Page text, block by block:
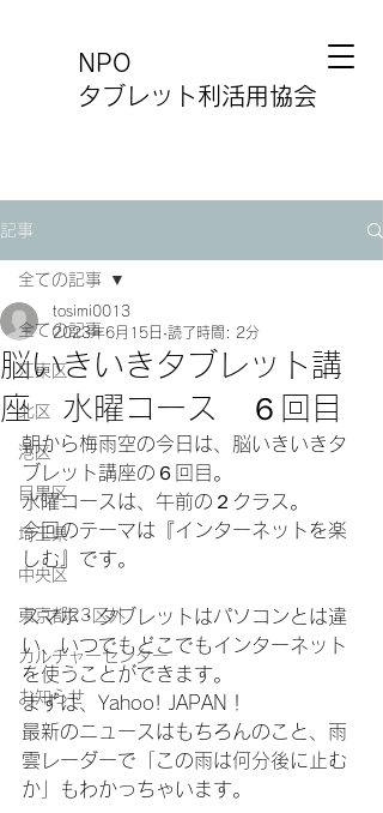
NPO
タブレット利活用協会
記事
全ての記事
江東区
北区
港区
目黒区
埼玉県
中央区
東京都23区外
カルチャーセンター
お知らせ
全ての記事
脳いきいきタブレット講
座 水曜コース ６回目
tosimi0013
2023年6月15日 読了時間: 2分
朝から梅雨空の今日は、脳いきいきタ
ブレット講座の６回目。
水曜コースは、午前の２クラス。
今回のテーマは『インターネットを楽
しむ』です。
スマホ・タブレットはパソコンとは違
い、いつでもどこでもインターネット
を使うことができます。
まずは、Yahoo! JAPAN！
最新のニュースはもちろんのこと、雨
雲レーダーで「この雨は何分後に止む
か」もわかっちゃいます。